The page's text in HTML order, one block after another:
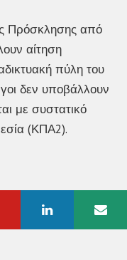
Πρόσκλησης από
αίτηση
πύλη του
δεν υποβάλλουν
με συστατικό
(ΚΠΑ2).
Linkedin